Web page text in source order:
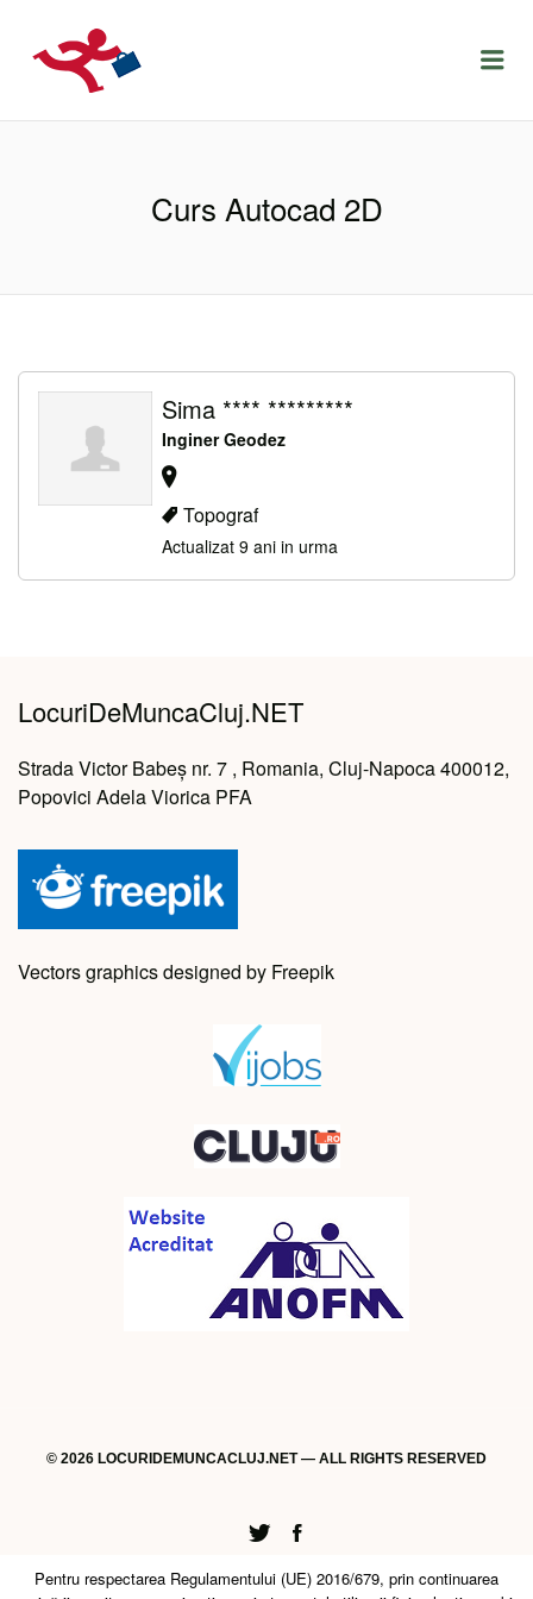
LOCURIDEMUNCACLUJ.NET
Curs Autocad 2D
Sima **** *********
Inginer Geodez
Topograf
Actualizat 9 ani in urma
LocuriDeMuncaCluj.NET
Strada Victor Babeș nr. 7 , Romania, Cluj-Napoca 400012,
Popovici Adela Viorica PFA
Vectors graphics designed by Freepik
© 2026 LOCURIDEMUNCACLUJ.NET — ALL RIGHTS RESERVED
Twitter
Facebook
Pentru respectarea Regulamentului (UE) 2016/679, prin continuarea